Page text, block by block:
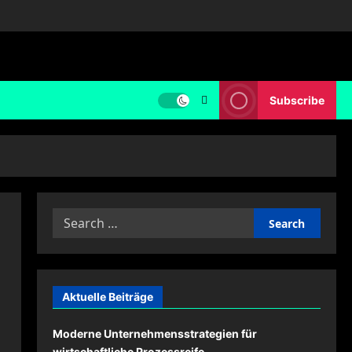
Subscribe
Search
Aktuelle Beiträge
Moderne Unternehmensstrategien für